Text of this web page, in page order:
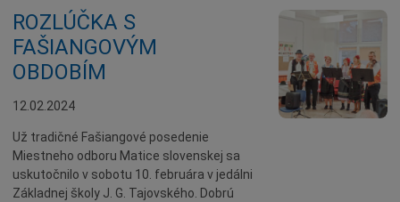
ROZLÚČKA S
FAŠIANGOVÝM
OBDOBÍM
12.02.2024
Už tradičné Fašiangové posedenie
Miestneho odboru Matice slovenskej sa
uskutočnilo v sobotu 10. februára v jedálni
Základnej školy J. G. Tajovského. Dobrú